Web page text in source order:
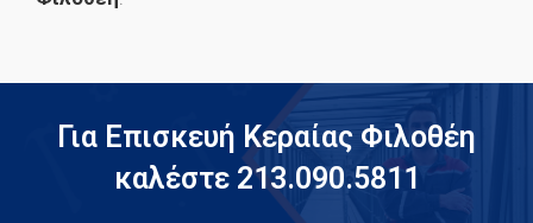
Για Επισκευή Κεραίας Φιλοθέη
καλέστε 213.090.5811